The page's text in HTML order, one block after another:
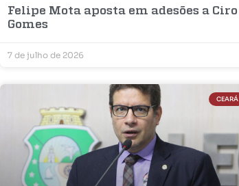
Felipe Mota aposta em adesões a Ciro
Gomes
7 de julho de 2026
CEARÁ